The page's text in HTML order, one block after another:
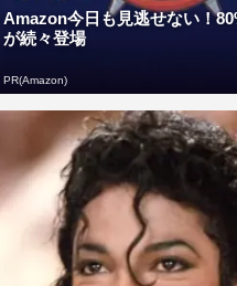
Amazon今日も見逃せない！
が続々登場
PR(Amazon)